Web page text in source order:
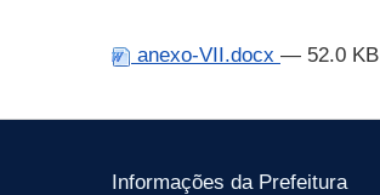
anexo-VII.docx — 52.0 KB
Informações da Prefeitura